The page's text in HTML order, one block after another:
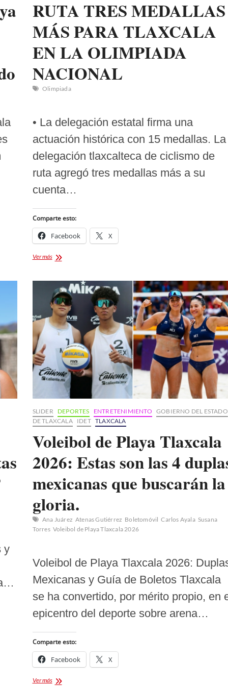
RUTA TRES MEDALLAS
MÁS PARA TLAXCALA
EN LA OLIMPIADA
NACIONAL
Olimpiada
• La delegación estatal firma una
actuación histórica con 15 medallas. La
delegación tlaxcalteca de ciclismo de
ruta agregó tres medallas más a su
cuenta…
Comparte esto:
Facebook X
Ver másSUMA
TRES
MEDALLAS
MÁS
PARA
TLAXCALA
LA
OLIMPIADA
NACIONAL
y
SLIDER DEPORTES ENTRETENIMIENTO GOBIERNO DEL ESTADO
DE TLAXCALA
IDET TLAXCALA
Voleibol de Playa Tlaxcala
2026: Estas son las 4
mexicanas que buscarán la
gloria.
Ana Juárez Atenas Gutiérrez Boletomóvil Carlos Ayala Susana
Torres Voleibol de Playa Tlaxcala 2026
Voleibol de Playa Tlaxcala 2026:
Mexicanas y Guía de Boletos Tlaxcala
se ha convertido, por mérito propio, en
epicentro del deporte sobre arena…
Comparte esto:
Facebook X
Ver másVoleibol